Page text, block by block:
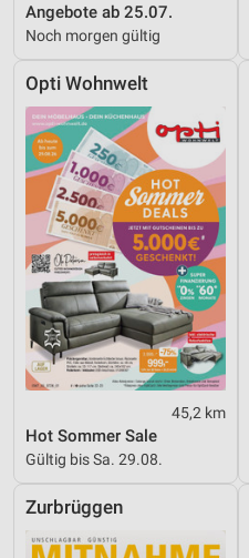
Angebote ab 25.07.
Noch morgen gültig
Opti Wohnwelt
45,2 km
Hot Sommer Sale
Gültig bis Sa. 29.08.
Zurbrüggen